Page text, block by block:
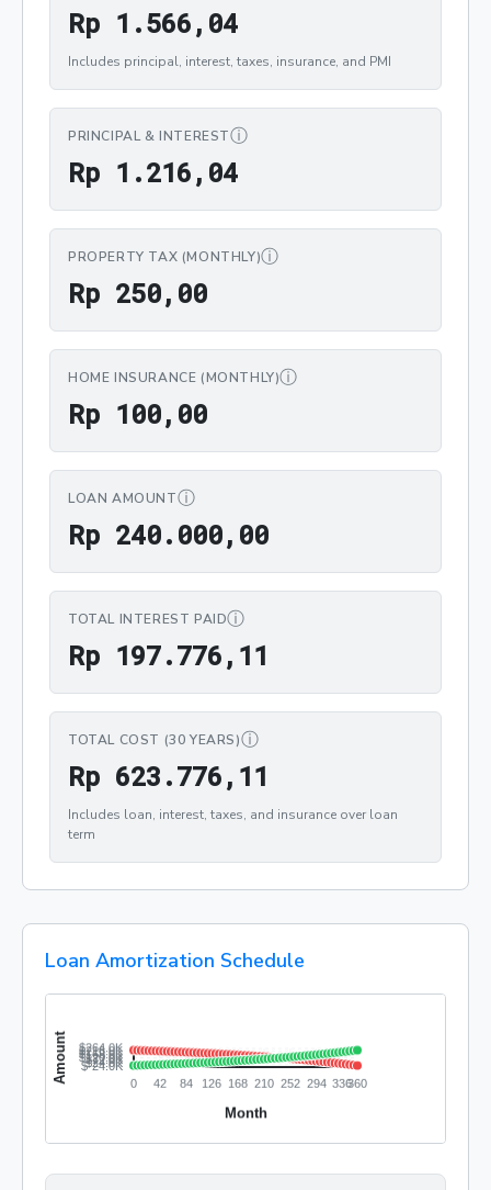
Rp 1 .566, 04Rp 1.566,04
Includes principal, interest, taxes, insurance, and PMI
PRINCIPAL & INTERESTⓘ
Rp 1 .216, 04Rp 1.216,04
PROPERTY TAX (MONTHLY)ⓘ
Rp 250, 00Rp 250,00
HOME INSURANCE (MONTHLY)ⓘ
Rp 100, 00Rp 100,00
LOAN AMOUNTⓘ
Rp 240.000, 00Rp 240.000,00
TOTAL INTEREST PAIDⓘ
Rp 197.776, 11
TOTAL COST (30 YEARS)ⓘ
Rp 623.776, 11
Includes loan, interest, taxes, and insurance over loan
term
Loan Amortization Schedule